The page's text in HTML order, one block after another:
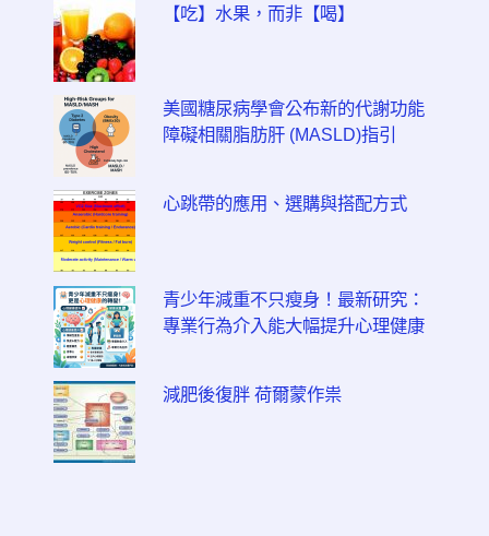
【吃】水果，而非【喝】
美國糖尿病學會公布新的代謝功能
障礙相關脂肪肝 (MASLD)指引
心跳帶的應用、選購與搭配方式
青少年減重不只瘦身！最新研究：
專業行為介入能大幅提升心理健康
減肥後復胖 荷爾蒙作祟